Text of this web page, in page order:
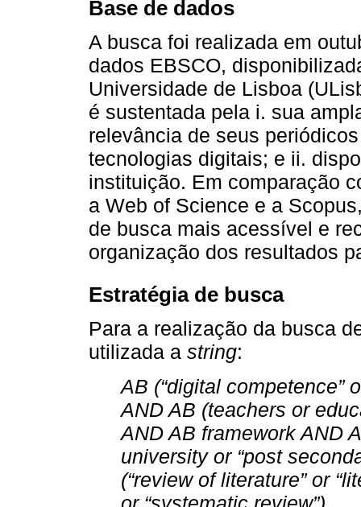
Base de dados
A busca foi realizada em
dados EBSCO,
Universidade de Lisboa
é sustentada pela i. sua
relevância de seus
tecnologias digitais; e ii.
instituição. Em comparação
a Web of Science e a
de busca mais acessível e
organização dos resultados
Estratégia de busca
Para a realização da busca
utilizada a string:
AB (“digital competence”
AND AB (teachers or
AND AB framework AND
university or “post
(“review of literature” or